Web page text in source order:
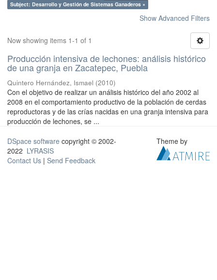
Subject: Desarrollo y Gestión de Sistemas Ganaderos ×
Show Advanced Filters
Now showing items 1-1 of 1
Producción intensiva de lechones: análisis histórico
de una granja en Zacatepec, Puebla
Quintero Hernández, Ismael (2010)
Con el objetivo de realizar un análisis histórico del año 2002 al
2008 en el comportamiento productivo de la población de cerdas
reproductoras y de las crías nacidas en una granja intensiva para
producción de lechones, se ...
DSpace software copyright © 2002-
2022 LYRASIS
Contact Us | Send Feedback
Theme by